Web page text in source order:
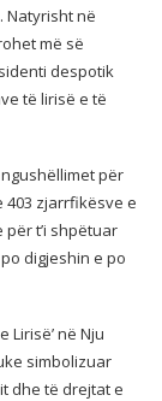
Natyrisht në
më së
despotik
të lirisë e të
për
zjarrfikësve e
t’i shpëtuar
digjeshin e po
Lirisë’ në Nju
simbolizuar
dhe të drejtat e